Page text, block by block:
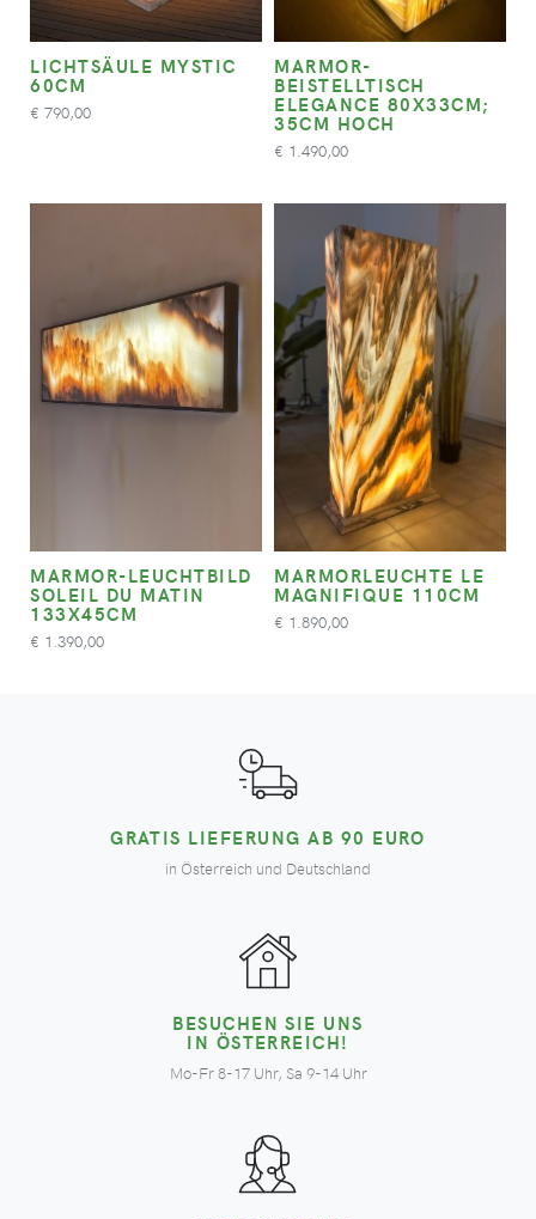
LICHTSÄULE MYSTIC
60CM
€ 790,00
MARMOR-
BEISTELLTISCH
ELEGANCE 80X33CM;
35CM HOCH
€ 1.490,00
MARMOR-LEUCHTBILD
SOLEIL DU MATIN
133X45CM
€ 1.390,00
MARMORLEUCHTE LE
MAGNIFIQUE 110CM
€ 1.890,00
GRATIS LIEFERUNG AB 90 EURO
in Österreich und Deutschland
BESUCHEN SIE UNS
IN ÖSTERREICH!
Mo-Fr 8-17 Uhr, Sa 9-14 Uhr